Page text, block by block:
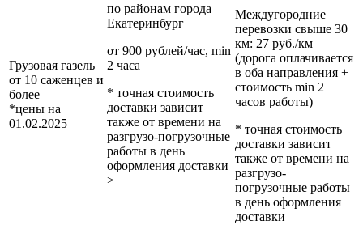
Грузовая газель
от 10 саженцев и
более
*цены на
01.02.2025
по районам города
Екатеринбург
от 900 рублей/час, min
2 часа
* точная стоимость
доставки зависит
также от времени на
разгрузо-погрузочные
работы в день
оформления доставки
>
Междугородние
перевозки свыше 30
км: 27 руб./км
(дорога оплачивается
в оба направления +
стоимость min 2
часов работы)
* точная стоимость
доставки зависит
также от времени на
разгрузо-
погрузочные работы
в день оформления
доставки